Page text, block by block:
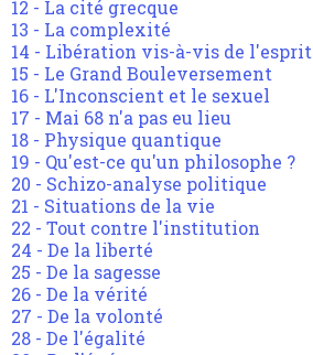
12 - La cité grecque
13 - La complexité
14 - Libération vis-à-vis de l'esprit
15 - Le Grand Bouleversement
16 - L'Inconscient et le sexuel
17 - Mai 68 n'a pas eu lieu
18 - Physique quantique
19 - Qu'est-ce qu'un philosophe ?
20 - Schizo-analyse politique
21 - Situations de la vie
22 - Tout contre l'institution
24 - De la liberté
25 - De la sagesse
26 - De la vérité
27 - De la volonté
28 - De l'égalité